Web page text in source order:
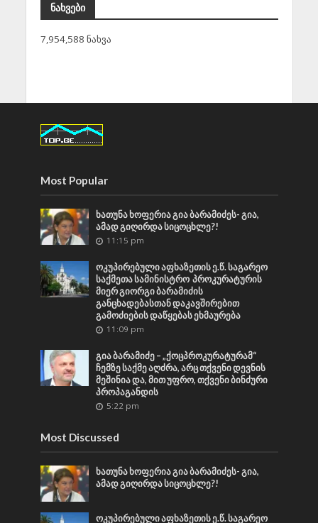
ნახვები
7,954,588 ნახვა
Most Popular
ხათუნა ხოფერია გია ბარამიძეს- გია,
ამად გიღირდა სიცოცხლე?!
11:15 pm
ოკუპირებული აფხაზეთის ე.წ. საგარეო
საქმეთა სამინისტრო პროკურატურის
მიერ გიორგი ბარამიძის
განცხადებასთან დაკავშირებით
გამოძიების დაწყებას ეხმაურება
11:09 pm
გია ბარამიძე – „ქოცპროკურატურამ“
ჩემზე საქმე აღძრა, არც თქვენი დევნის
მეშინია და, მით უფრო, თქვენი ბინძური
პროპაგანდის
5:22 pm
Most Discussed
ხათუნა ხოფერია გია ბარამიძეს- გია,
ამად გიღირდა სიცოცხლე?!
ოკუპირებული აფხაზეთის ე.წ. საგარეო